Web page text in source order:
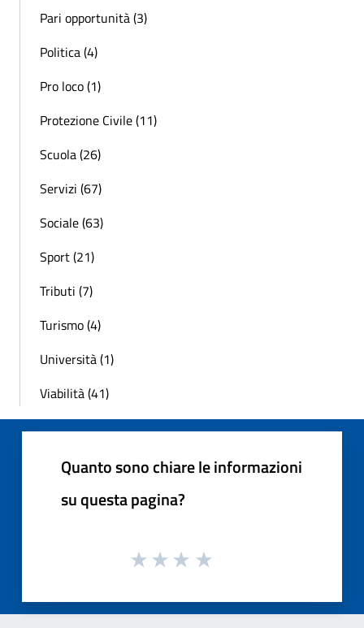
Pari opportunità (3)
Politica (4)
Pro loco (1)
Protezione Civile (11)
Scuola (26)
Servizi (67)
Sociale (63)
Sport (21)
Tributi (7)
Turismo (4)
Università (1)
Viabilità (41)
Quanto sono chiare le informazioni
su questa pagina?